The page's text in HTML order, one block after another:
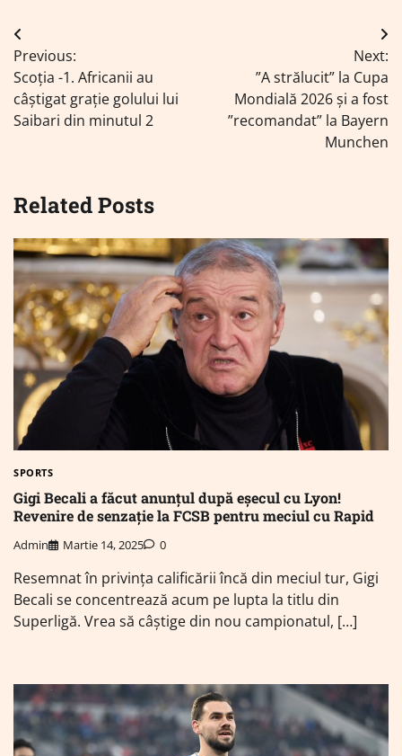
Navigare
în
articole
Previous:
Scoția -1. Africanii au
câștigat grație golului lui
Saibari din minutul 2
Next:
”A strălucit” la Cupa
Mondială 2026 și a fost
”recomandat” la Bayern
Munchen
Related Posts
SPORTS
Gigi Becali a făcut anunțul după eșecul cu Lyon!
Revenire de senzație la FCSB pentru meciul cu Rapid
Admin Martie 14, 2025 0
Resemnat în privința calificării încă din meciul tur, Gigi
Becali se concentrează acum pe lupta la titlu din
Superligă. Vrea să câștige din nou campionatul, […]